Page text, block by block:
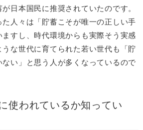
日本国民に推奨されていたのです。
人々は「貯蓄こそが唯一の正しい手
すし、時代環境からも実際そう実感
うな世代に育てられた若い世代も「貯
い」と思う人が多くなっているので
使われているか知ってい